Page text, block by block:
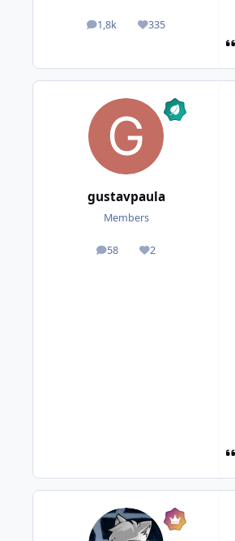
1,8k
posts 335
Reputation
gustavpaula
Members
58
posts 2
Reputation